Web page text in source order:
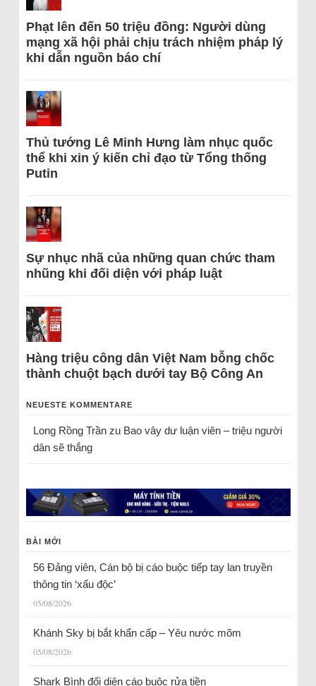
Phạt lên đến 50 triệu đồng: Người dùng
mạng xã hội phải chịu trách nhiệm pháp lý
khi dẫn nguồn báo chí
Thủ tướng Lê Minh Hưng làm nhục quốc
thể khi xin ý kiến chỉ đạo từ Tổng thống
Putin
Sự nhục nhã của những quan chức tham
nhũng khi đối diện với pháp luật
Hàng triệu công dân Việt Nam bỗng chốc
thành chuột bạch dưới tay Bộ Công An
NEUESTE KOMMENTARE
Long Rồng Trầnzu Bao vây dư luận viên – triệu người
dân sẽ thắng
BÀI MỚI
56 Đảng viên, Cán bộ bị cáo buộc tiếp tay lan truyền
thông tin ‘xấu độc’
05/08/2026
Khánh Sky bị bắt khẩn cấp – Yêu nước mõm
05/08/2026
Shark Bình đối diện cáo buộc rửa tiền